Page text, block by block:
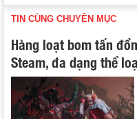
TIN CÙNG CHUYÊN MỤC
Hàng loạt bom tấn
Steam, đa dạng thể